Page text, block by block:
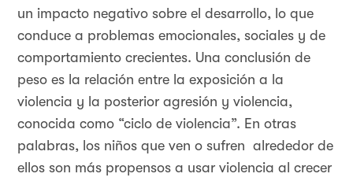
un impacto negativo sobre el desarrollo, lo que
conduce a problemas emocionales, sociales y de
comportamiento crecientes. Una conclusión de
peso es la relación entre la exposición a la
violencia y la posterior agresión y violencia,
conocida como “ciclo de violencia”. En otras
palabras, los niños que ven o sufren alrededor de
ellos son más propensos a usar violencia al crecer